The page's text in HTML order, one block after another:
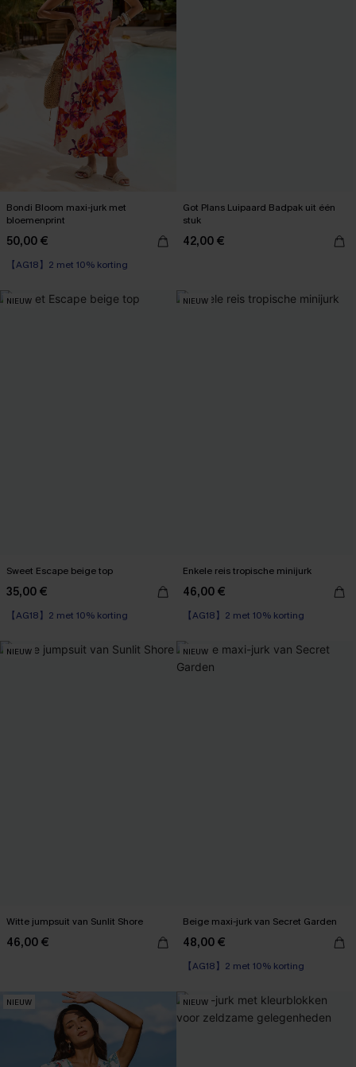
Bondi Bloom maxi-jurk met
bloemenprint
50,00 €
【AG18】2 met 10% korting
High Waist
Got Plans Luipaard Badpak uit één
stuk
42,00 €
NIEUW
Sweet Escape beige top
35,00 €
【AG18】2 met 10% korting
NIEUW
Enkele reis tropische minijurk
46,00 €
【AG18】2 met 10% korting
NIEUW
Witte jumpsuit van Sunlit Shore
46,00 €
NIEUW
Beige maxi-jurk van Secret Garden
48,00 €
【AG18】2 met 10% korting
NIEUW NIEUW